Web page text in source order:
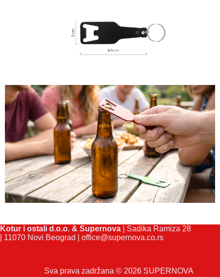
Kotur i ostali d.o.o. & Supernova | Sadika Ramiza 28
| 11070 Novi Beograd | office@supernova.co.rs
Sva prava zadržana © 2026 SUPERNOVA